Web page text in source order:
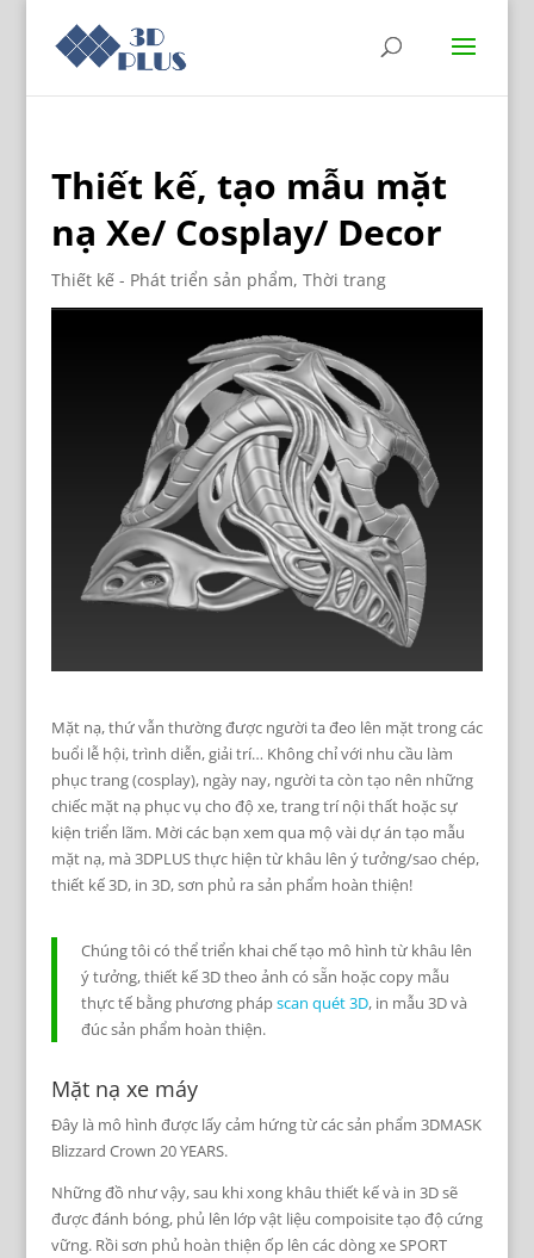
Thiết kế, tạo mẫu mặt
nạ Xe/ Cosplay/ Decor
Thiết kế - Phát triển sản phẩm, Thời trang
Mặt nạ, thứ vẫn thường được người ta đeo lên mặt trong các
buổi lễ hội, trình diễn, giải trí… Không chỉ với nhu cầu làm
phục trang (cosplay), ngày nay, người ta còn tạo nên những
chiếc mặt nạ phục vụ cho độ xe, trang trí nội thất hoặc sự
kiện triển lãm. Mời các bạn xem qua mộ vài dự án tạo mẫu
mặt nạ, mà 3DPLUS thực hiện từ khâu lên ý tưởng/sao chép,
thiết kế 3D, in 3D, sơn phủ ra sản phẩm hoàn thiện!
Chúng tôi có thể triển khai chế tạo mô hình từ khâu lên
ý tưởng, thiết kế 3D theo ảnh có sẵn hoặc copy mẫu
thực tế bằng phương phápscan quét 3D, in mẫu 3D và
đúc sản phẩm hoàn thiện.
Mặt nạ xe máy
Đây là mô hình được lấy cảm hứng từ các sản phẩm 3DMASK
Blizzard Crown 20 YEARS.
Những đồ như vậy, sau khi xong khâu thiết kế và in 3D sẽ
được đánh bóng, phủ lên lớp vật liệu compoisite tạo độ cứng
vững. Rồi sơn phủ hoàn thiện ốp lên các dòng xe SPORT